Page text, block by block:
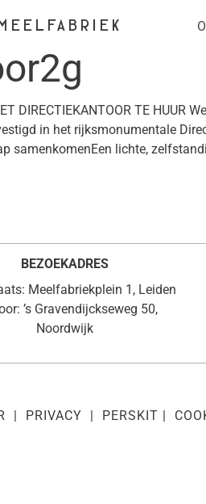
DIRECTIEKANTOOR TE
in het rijksmonumentale
samenkomenEen lichte,
BEZOEKADRES
Meelfabriekplein 1, Leiden
’s Gravendijckseweg 50,
Noordwijk
| PRIVACY | PERSKIT |